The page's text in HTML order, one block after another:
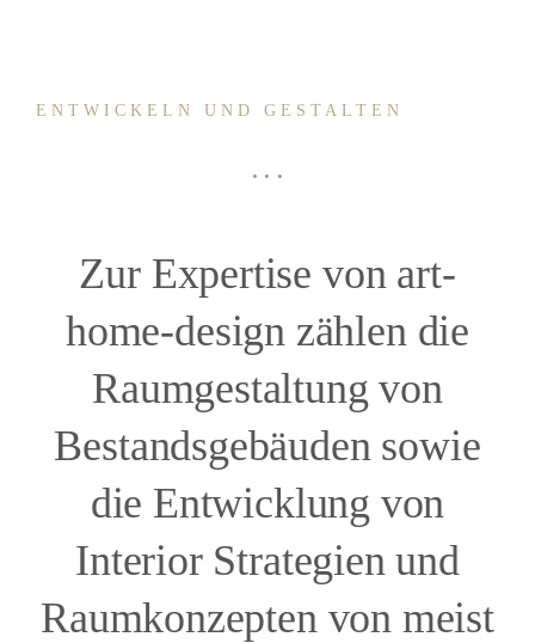
ENTWICKELN UND GESTALTEN
. . .
Zur Expertise von art-
home-design zählen die
Raumgestaltung von
Bestandsgebäuden sowie
die Entwicklung von
Interior Strategien und
Raumkonzepten von meist